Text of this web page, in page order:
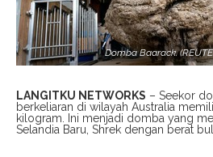
Domba Baarack.
LANGITKU NETWORKS – Seekor
berkeliaran di wilayah Australia
kilogram. Ini menjadi domba yang
Selandia Baru, Shrek dengan berat